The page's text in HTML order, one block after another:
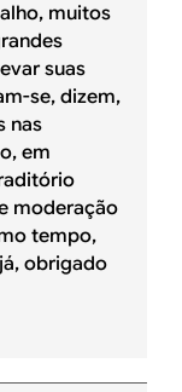
muitos
suas
se, dizem,
nas
em
moderação
tempo,
obrigado